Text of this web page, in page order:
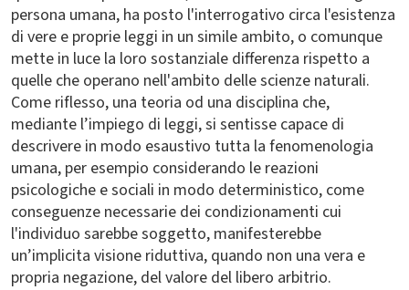
persona umana, ha posto l'interrogativo circa l'esistenza
di vere e proprie leggi in un simile ambito, o comunque
mette in luce la loro sostanziale differenza rispetto a
quelle che operano nell'ambito delle scienze naturali.
Come riflesso, una teoria od una disciplina che,
mediante l’impiego di leggi, si sentisse capace di
descrivere in modo esaustivo tutta la fenomenologia
umana, per esempio considerando le reazioni
psicologiche e sociali in modo deterministico, come
conseguenze necessarie dei condizionamenti cui
l'individuo sarebbe soggetto, manifesterebbe
un’implicita visione riduttiva, quando non una vera e
propria negazione, del valore del libero arbitrio.